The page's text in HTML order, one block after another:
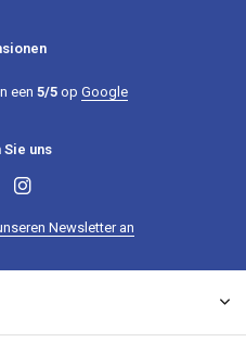
een 5/5op Google
Sie uns
Newsletter an